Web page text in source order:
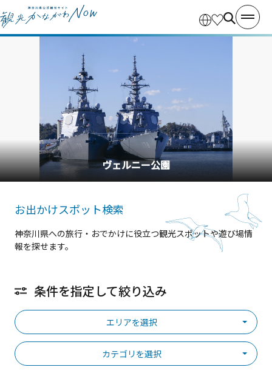
ヴェルニー公園
お出かけスポット検索
神奈川県への旅行・おでかけに役立つ観光スポットや遊び場情
報を探せます。
条件を指定して絞り込み
エリアを選択
カテゴリを選択